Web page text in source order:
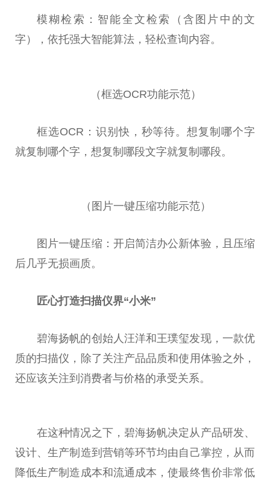
模糊检索：智能全文检索（含图片中的文
字），依托强大智能算法，轻松查询内容。
（框选OCR功能示范）
框选OCR：识别快，秒等待。想复制哪个字
就复制哪个字，想复制哪段文字就复制哪段。
（图片一键压缩功能示范）
图片一键压缩：开启简洁办公新体验，且压缩
后几乎无损画质。
匠心打造扫描仪界“小米”
碧海扬帆的创始人汪洋和王璞玺发现，一款优
质的扫描仪，除了关注产品品质和使用体验之外，
还应该关注到消费者与价格的承受关系。
在这种情况之下，碧海扬帆决定从产品研发、
设计、生产制造到营销等环节均由自己掌控，从而
降低生产制造成本和流通成本，使最终售价非常低